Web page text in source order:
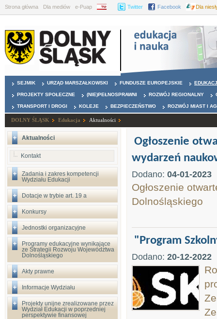
Strona główna Dla mediów e-Puap BIP Twitter Facebook Dla
SEJMIK URZĄD MARSZAŁKOWSKI FUNDUSZE EUROPEJSKIE
PROJEKTY SPOŁECZNE (NIE)PEŁNOSPRAWNI ROZWÓJ REGIONALNY
TRANSPORT I DROGI KOLEJE BEZPIECZEŃSTWO ROZWÓJ MIAST I
DOLNY ŚLĄSK Edukacja Aktualności
Aktualności
Kontakt
Zadania i zakres kompetencji
Wydziału Edukacji
Dotacje w trybie art. 19 a
Konkursy
Jednostki organizacyjne
Programy edukacyjne wynikające
ze Strategii Rozwoju Województwa
Dolnośląskiego
Akty prawne
Informacje Wydziału
Projekty unijne zrealizowane przez
Wydział Edukacji w poprzedniej
perspektywie finansowej
Ogłoszenie
wydarzeń
Dodano: 04-01-2023
Ogłoszenie
Dolnośląskiego
"Program
Dodano: 20-12-2022